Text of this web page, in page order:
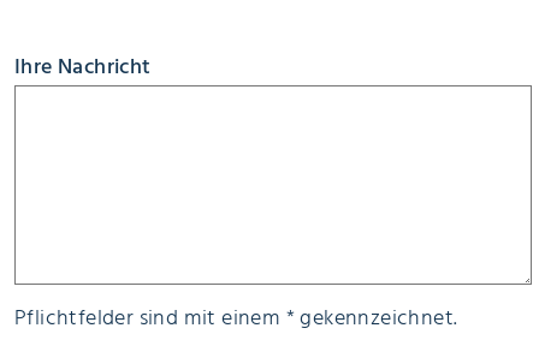
Ihre Nachricht
Pflichtfelder sind mit einem * gekennzeichnet.